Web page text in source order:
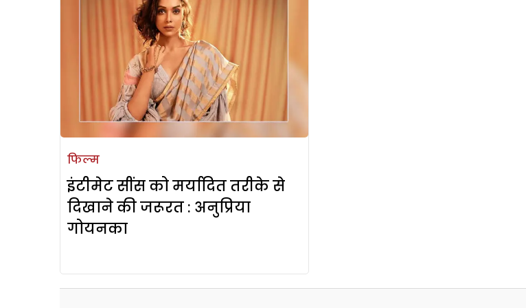
फिल्म
इंटीमेट सींस को मर्यादित तरीके से
दिखाने की जरूरत : अनुप्रिया
गोयनका